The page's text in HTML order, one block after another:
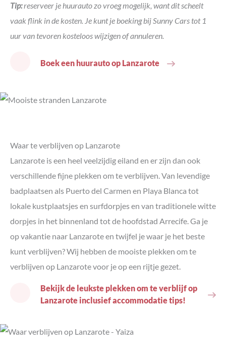
Tip:reserveer je huurauto zo vroeg mogelijk, want dit scheelt
vaak flink in de kosten. Je kunt je boeking bij Sunny Cars tot 1
uur van tevoren kosteloos wijzigen of annuleren.
Boek een huurauto op Lanzarote
Waar te verblijven op Lanzarote
Lanzarote is een heel veelzijdig eiland en er zijn dan ook
verschillende fijne plekken om te verblijven. Van levendige
badplaatsen als Puerto del Carmen en Playa Blanca tot
lokale kustplaatsjes en surfdorpjes en van traditionele witte
dorpjes in het binnenland tot de hoofdstad Arrecife. Ga je
op vakantie naar Lanzarote en twijfel je waar je het beste
kunt verblijven? Wij hebben de mooiste plekken om te
verblijven op Lanzarote voor je op een rijtje gezet.
Bekijk de leukste plekken om te verblijf op
Lanzarote inclusief accommodatie tips!